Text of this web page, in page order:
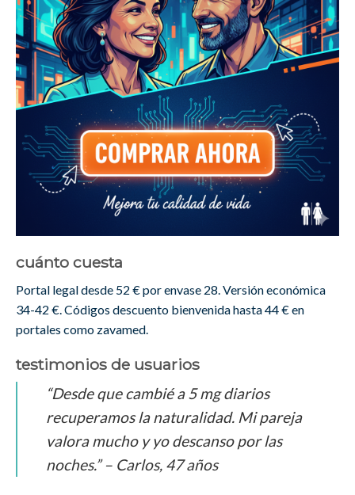
cuánto cuesta
Portal legal desde 52 € por envase 28. Versión económica
34-42 €. Códigos descuento bienvenida hasta 44 € en
portales como zavamed.
testimonios de usuarios
“Desde que cambié a 5 mg diarios
recuperamos la naturalidad. Mi pareja
valora mucho y yo descanso por las
noches.” – Carlos, 47 años